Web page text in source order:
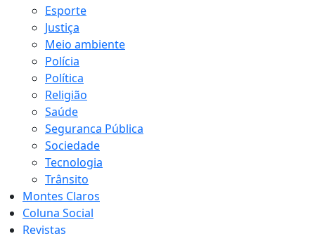
Esporte
Justiça
Meio ambiente
Polícia
Política
Religião
Saúde
Seguranca Pública
Sociedade
Tecnologia
Trânsito
Montes Claros
Coluna Social
Revistas